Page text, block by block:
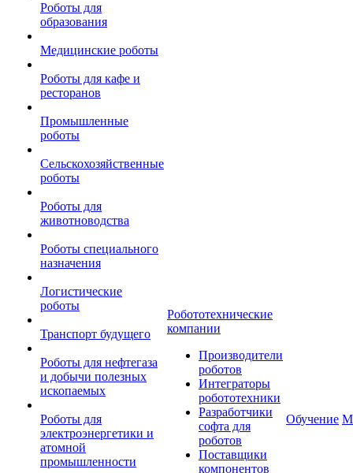
Роботы для
образования
Медицинские роботы
Роботы для кафе и
ресторанов
Промышленные
роботы
Сельскохозяйственные
роботы
Роботы для
животноводства
Роботы специального
назначения
Логистические
роботы
Транспорт будущего
Роботы для нефтегаза
и добычи полезных
ископаемых
Роботы для
электроэнергетики и
атомной
промышленности
Робототехнические
компании
Производители
роботов
Интеграторы
робототехники
Разработчики
софта для
роботов
Поставщики
компонентов
Обучение